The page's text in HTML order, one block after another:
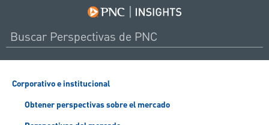
Corporativo e institucional
Obtener perspectivas sobre el mercado